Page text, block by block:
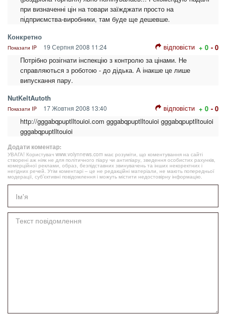
при визначенні цін на товари заїжджати просто на
підприємства-виробники, там буде ще дешевше.
Конкретно
Показати IP 19 Серпня 2008 11:24 відповісти + 0 - 0
Потрібно розігнати інспекцію з контролю за цінами. Не
справляються з роботою - до дідька. А інакше це лише
випускання пару.
NutKeltAutoth
Показати IP 17 Жовтня 2008 13:40 відповісти + 0 - 0
http://gggabqpuptlltouioi.com gggabqpuptlltouioi gggabqpuptlltouioi
gggabqpuptlltouioi
Додати коментар:
УВАГА! Користувач www.volynnews.com має розуміти, що коментування на сайті
створені аж ніяк не для політичного піару чи антипіару, зведення особистих рахунків,
комерційної реклами, образ, безпідставних звинувачень та інших некоректних і
негідних речей. Утім коментарі – це не редакційні матеріали, не мають попередньої
модерації, суб’єктивні повідомлення і можуть містити недостовірну інформацію.